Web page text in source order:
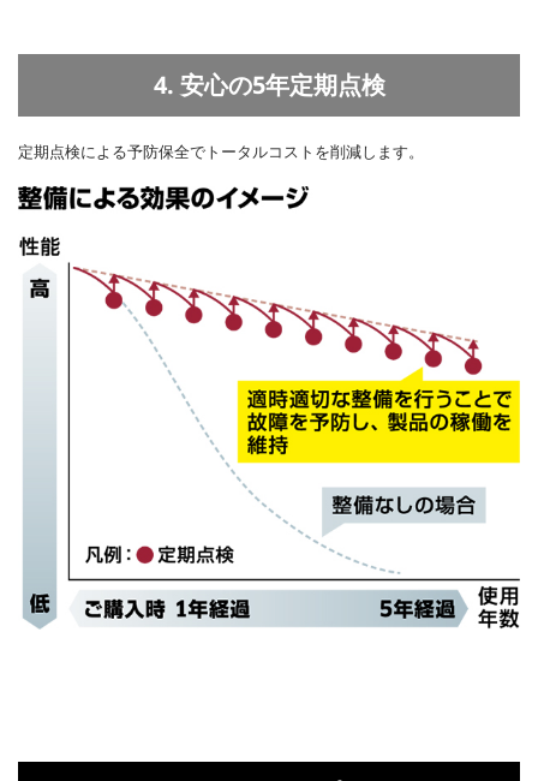
4. 安心の5年定期点検
定期点検による予防保全でトータルコストを削減します。